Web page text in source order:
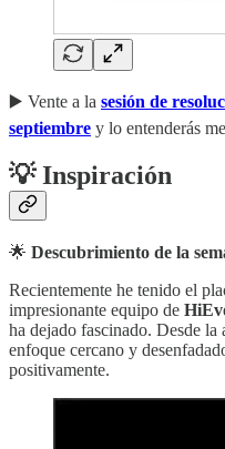
▶️ Vente a la sesión de
septiembre y lo entenderás
💡 Inspiración
🌟 Descubrimiento de la
Recientemente he tenido el
impresionante equipo de
ha dejado fascinado. Desde la
enfoque cercano y
positivamente.